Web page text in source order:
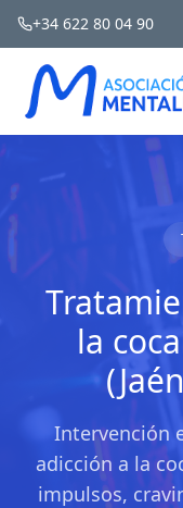
+34 622 80 04 90
la
Intervención
adicción a la
impulsos,